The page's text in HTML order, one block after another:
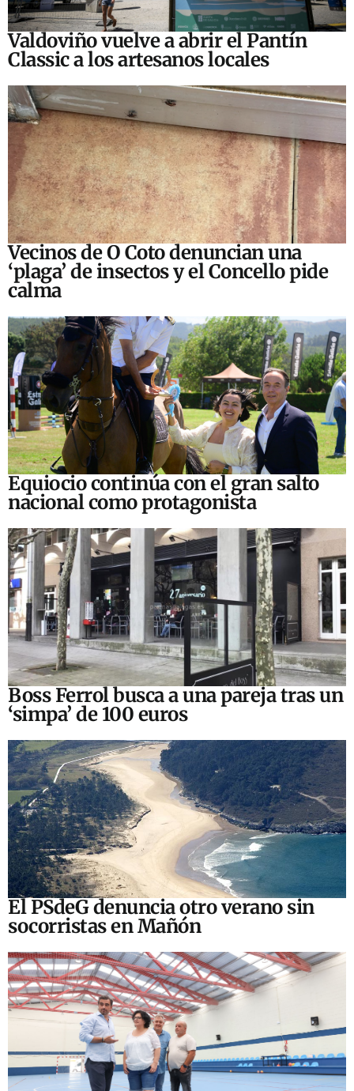
Valdoviño vuelve a abrir el Pantín
Classic a los artesanos locales
Vecinos de O Coto denuncian una
‘plaga’ de insectos y el Concello pide
calma
Equiocio continúa con el gran salto
nacional como protagonista
Boss Ferrol busca a una pareja tras un
‘simpa’ de 100 euros
El PSdeG denuncia otro verano sin
socorristas en Mañón